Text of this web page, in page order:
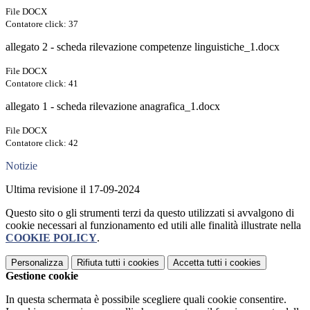
File DOCX
Contatore click: 37
allegato 2 - scheda rilevazione competenze linguistiche_1.docx
File DOCX
Contatore click: 41
allegato 1 - scheda rilevazione anagrafica_1.docx
File DOCX
Contatore click: 42
Notizie
Ultima revisione il 17-09-2024
Questo sito o gli strumenti terzi da questo utilizzati si avvalgono di
cookie necessari al funzionamento ed utili alle finalità illustrate nella
COOKIE POLICY.
Personalizza Rifiuta tutti i cookies Accetta tutti i cookies
Gestione cookie
In questa schermata è possibile scegliere quali cookie consentire.